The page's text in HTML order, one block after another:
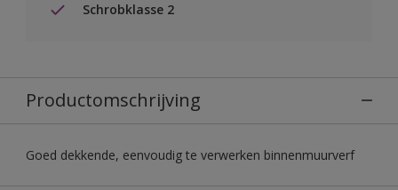
Schrobklasse 2
Productomschrijving
Goed dekkende, eenvoudig te verwerken binnenmuurverf